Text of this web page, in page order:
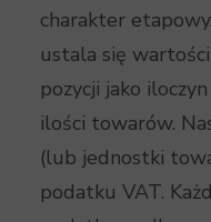
charakter
ustala się
pozycji jako
ilości towarów.
(lub jednostki
podatku VAT.